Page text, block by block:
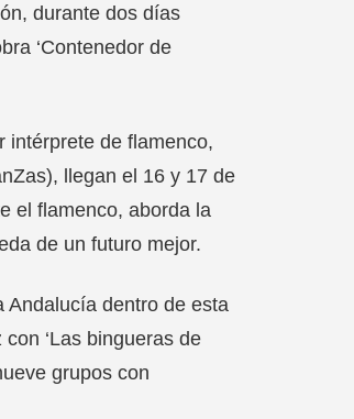
durante dos días
‘Contenedor de
intérprete de flamenco,
llegan el 16 y 17 de
el flamenco, aborda la
de un futuro mejor.
Andalucía dentro de esta
‘Las bingueras de
grupos con